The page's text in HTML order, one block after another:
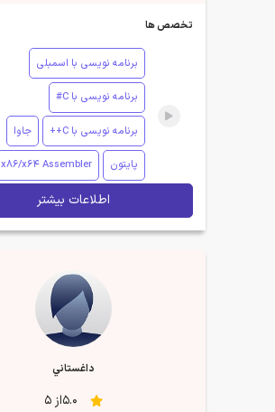
تخصص ها
برنامه نویسی با اسمبلی
برنامه نویسی با C#
برنامه نویسی با C++ جاوا
پایتون x86/x64 Assembler
اطلاعات بیشتر
داغستاني
5.0از 5